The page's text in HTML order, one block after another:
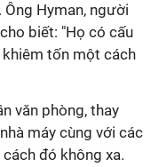
Hyman, người
biết: "Họ có cấu
tốn một cách
văn phòng, thay
máy cùng với các
đó không xa.